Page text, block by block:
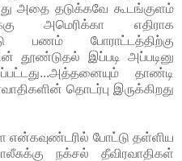
அதை தடுக்கவே கூடங்குளம்
அமெரிக்கா எதிராக
பணம் போராட்டத்திற்கு
தூண்டுதல் இப்படி அப்படினு
தாண்டி
தொடர்பு இருக்கிறது
போட்டு தள்ளிய
நக்சல் தீவிரவாதிகள்